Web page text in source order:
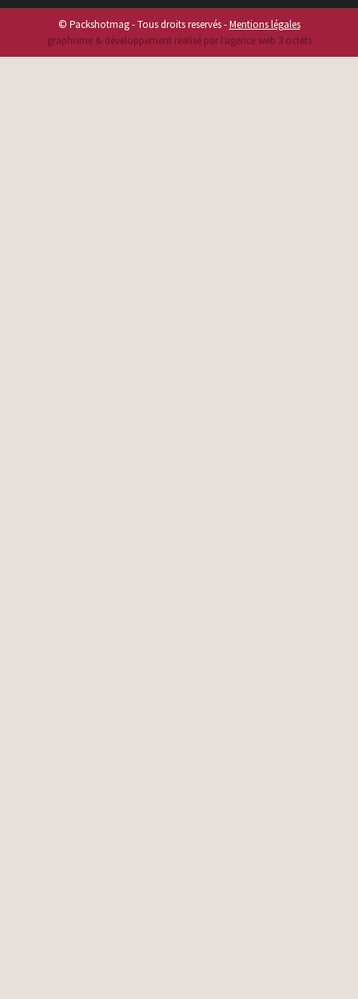
© Packshotmag - Tous droits reservés -Mentions légales
graphisme & développement réalisé par l‘agence web 3 octets